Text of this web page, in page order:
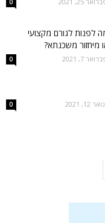
0
לפנות לגורם מקצועי
מיחזור משכנתא?
7, 2021
0
12, 2021
0